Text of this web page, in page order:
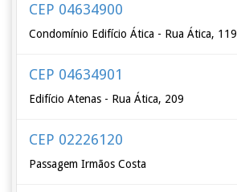
CEP 04634900
Condomínio Edifício Ática - Rua Ática, 119
CEP 04634901
Edifício Atenas - Rua Ática, 209
CEP 02226120
Passagem Irmãos Costa